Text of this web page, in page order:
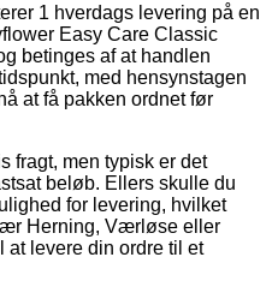
1 hverdags levering på en
Easy Care Classic
betinges af at handlen
med hensynstagen
at få pakken ordnet før
fragt, men typisk er det
beløb. Ellers skulle du
for levering, hvilket
Herning, Værløse eller
at levere din ordre til et